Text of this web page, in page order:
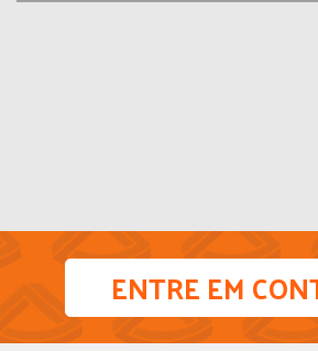
ENTRE EM